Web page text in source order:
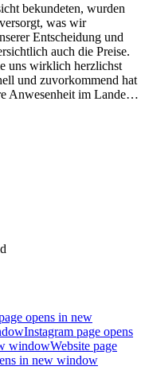
bekundeten, wurden
was wir
Entscheidung und
auch die Preise.
uns wirklich herzlichst
und zuvorkommend hat
Anwesenheit im Lande…
opens in new
Instagram page opens
windowWebsite page
in new window